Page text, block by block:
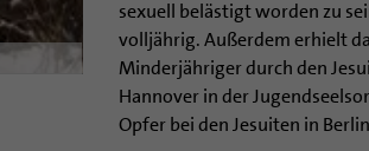
sexuell belästigt worden zu
volljährig. Außerdem erhielt
Minderjähriger durch den
Hannover in der
Opfer bei den Jesuiten in